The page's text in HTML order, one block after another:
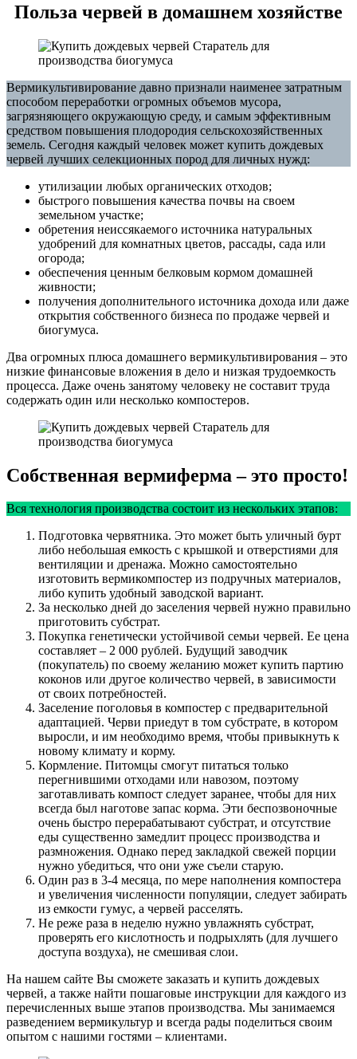
Польза червей в домашнем хозяйстве
Вермикультивирование давно признали наименее затратным
способом переработки огромных объемов мусора,
загрязняющего окружающую среду, и самым эффективным
средством повышения плодородия сельскохозяйственных
земель. Сегодня каждый человек может купить дождевых
червей лучших селекционных пород для личных нужд:
утилизации любых органических отходов;
быстрого повышения качества почвы на своем
земельном участке;
обретения неиссякаемого источника натуральных
удобрений для комнатных цветов, рассады, сада или
огорода;
обеспечения ценным белковым кормом домашней
живности;
получения дополнительного источника дохода или даже
открытия собственного бизнеса по продаже червей и
биогумуса.
Два огромных плюса домашнего вермикультивирования – это
низкие финансовые вложения в дело и низкая трудоемкость
процесса. Даже очень занятому человеку не составит труда
содержать один или несколько компостеров.
Собственная вермиферма – это просто!
Вся технология производства состоит из нескольких этапов:
Подготовка червятника. Это может быть уличный бурт
либо небольшая емкость с крышкой и отверстиями для
вентиляции и дренажа. Можно самостоятельно
изготовить вермикомпостер из подручных материалов,
либо купить удобный заводской вариант.
За несколько дней до заселения червей нужно правильно
приготовить субстрат.
Покупка генетически устойчивой семьи червей. Ее цена
составляет – 2 000 рублей. Будущий заводчик
(покупатель) по своему желанию может купить партию
коконов или другое количество червей, в зависимости
от своих потребностей.
Заселение поголовья в компостер с предварительной
адаптацией. Черви приедут в том субстрате, в котором
выросли, и им необходимо время, чтобы привыкнуть к
новому климату и корму.
Кормление. Питомцы смогут питаться только
перегнившими отходами или навозом, поэтому
заготавливать компост следует заранее, чтобы для них
всегда был наготове запас корма. Эти беспозвоночные
очень быстро перерабатывают субстрат, и отсутствие
еды существенно замедлит процесс производства и
размножения. Однако перед закладкой свежей порции
нужно убедиться, что они уже съели старую.
Один раз в 3-4 месяца, по мере наполнения компостера
и увеличения численности популяции, следует забирать
из емкости гумус, а червей расселять.
Не реже раза в неделю нужно увлажнять субстрат,
проверять его кислотность и подрыхлять (для лучшего
доступа воздуха), не смешивая слои.
На нашем сайте Вы сможете заказать и купить дождевых
червей, а также найти пошаговые инструкции для каждого из
перечисленных выше этапов производства. Мы занимаемся
разведением вермикультур и всегда рады поделиться своим
опытом с нашими гостями – клиентами.